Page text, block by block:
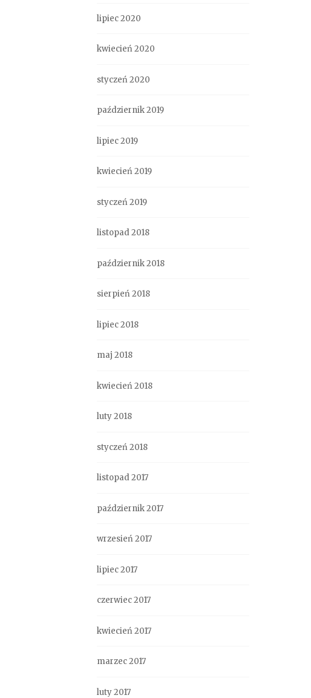
lipiec 2020
kwiecień 2020
styczeń 2020
październik 2019
lipiec 2019
kwiecień 2019
styczeń 2019
listopad 2018
październik 2018
sierpień 2018
lipiec 2018
maj 2018
kwiecień 2018
luty 2018
styczeń 2018
listopad 2017
październik 2017
wrzesień 2017
lipiec 2017
czerwiec 2017
kwiecień 2017
marzec 2017
luty 2017